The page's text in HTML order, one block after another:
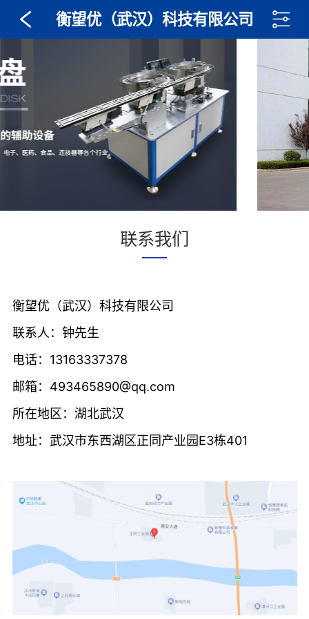
衡望优（武汉）科技有限公司
联系我们
衡望优（武汉）科技有限公司
联系人：钟先生
电话：13163337378
邮箱：493465890@qq.com
所在地区：湖北武汉
地址：武汉市东西湖区正同产业园E3栋401